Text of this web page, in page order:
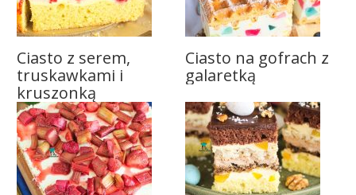
Ciasto z serem,
truskawkami i
kruszonką
Ciasto na gofrach z
galaretką